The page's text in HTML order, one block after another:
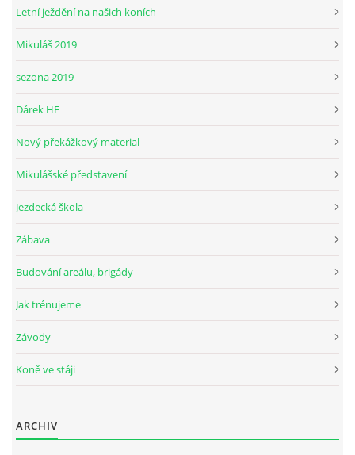
DĚKUJEME ZA PODPORU ČESKÉ UNIÍ SPORTU
JARNÍ BRIGÁDA SE ODKLÁDÁ.
PODZIMNÍ BRIGÁDA 9.11.2024
VELKÝ PÁTEK-18.4 KROUŽEK BUDE NORMÁLNĚ PROBÍHAT
PRAZDNINOVÝ KROUŽEK
Letní ježdění na našich koních
Mikuláš 2019
sezona 2019
Dárek HF
Nový překážkový material
Mikulášské představení
Jezdecká škola
Zábava
Budování areálu, brigády
Jak trénujeme
Závody
Koně ve stáji
ARCHIV